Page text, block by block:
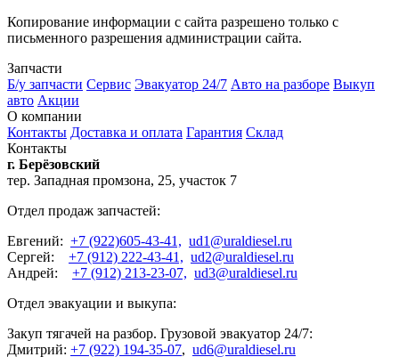
Копирование информации с сайта разрешено только с
письменного разрешения администрации сайта.
Запчасти
Б/у запчасти Сервис Эвакуатор 24/7 Авто на разборе Выкуп
авто Акции
О компании
Контакты Доставка и оплата Гарантия Склад
Контакты
г. Берёзовский
тер. Западная промзона, 25, участок 7
Отдел продаж запчастей:
Евгений: +7 (922)605-43-41, ud1@uraldiesel.ru
Сергей: +7 (912) 222-43-41, ud2@uraldiesel.ru
Андрей: +7 (912) 213-23-07, ud3@uraldiesel.ru
Отдел эвакуации и выкупа:
Закуп тягачей на разбор. Грузовой эвакуатор 24/7:
Дмитрий: +7 (922) 194-35-07, ud6@uraldiesel.ru